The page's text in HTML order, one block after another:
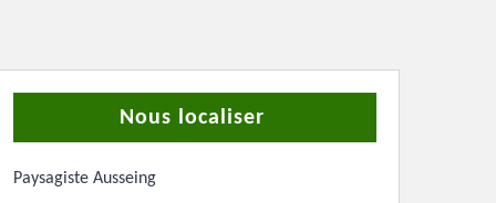
Nous localiser
Paysagiste Ausseing